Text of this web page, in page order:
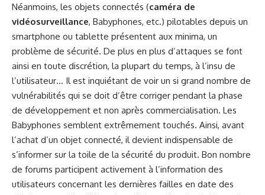
Néanmoins, les objets connectés (caméra de
vidéosurveillance, Babyphones, etc.) pilotables depuis un
smartphone ou tablette présentent aux minima, un
problème de sécurité. De plus en plus d’attaques se font
ainsi en toute discrétion, la plupart du temps, à l’insu de
l’utilisateur… Il est inquiétant de voir un si grand nombre de
vulnérabilités qui se doit d’être corriger pendant la phase
de développement et non après commercialisation. Les
Babyphones semblent extrêmement touchés. Ainsi, avant
l’achat d’un objet connecté, il devient indispensable de
s’informer sur la toile de la sécurité du produit. Bon nombre
de forums participent activement à l’information des
utilisateurs concernant les dernières failles en date des